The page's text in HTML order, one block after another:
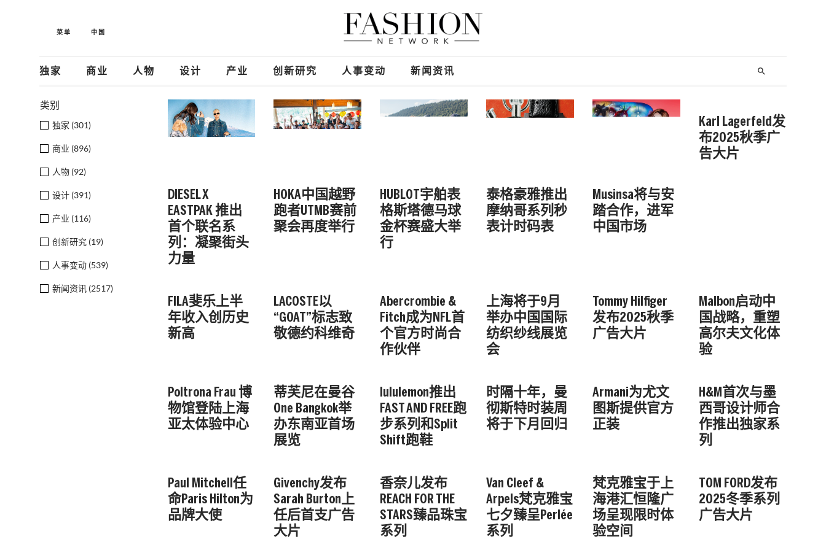
菜单 中国
独家 商业 人物 设计 产业 创新研究 人事变动 新闻资讯 search
类别
独家 (301)
商业 (896)
人物 (92)
设计 (391)
产业 (116)
创新研究 (19)
人事变动 (539)
新闻资讯 (2517)
DIESEL X
EASTPAK 推出
首个联名系
列：凝聚街头
力量
HOKA中国越野
跑者UTMB赛前
聚会再度举行
HUBLOT宇舶表
格斯塔德马球
金杯赛盛大举
行
泰格豪雅推出
摩纳哥系列秒
表计时码表
Musinsa将与安
踏合作，进军
中国市场
Karl Lagerfeld发
布2025秋季广
告大片
FILA斐乐上半
年收入创历史
新高
LACOSTE以
“GOAT”标志致
敬德约科维奇
Abercrombie &
Fitch成为NFL首
个官方时尚合
作伙伴
上海将于9月
举办中国国际
纺织纱线展览
会
Tommy Hilfiger
发布2025秋季
广告大片
Malbon启动中
国战略，重塑
高尔夫文化体
验
Poltrona Frau 博
物馆登陆上海
亚太体验中心
蒂芙尼在曼谷
One Bangkok举
办东南亚首场
展览
lululemon推出
FAST AND FREE跑
步系列和Split
Shift跑鞋
时隔十年，曼
彻斯特时装周
将于下月回归
Armani为尤文
图斯提供官方
正装
H&M首次与墨
西哥设计师合
作推出独家系
列
Paul Mitchell任
命Paris Hilton为
品牌大使
Givenchy发布
Sarah Burton上
任后首支广告
大片
香奈儿发布
REACH FOR THE
STARS臻品珠宝
系列
Van Cleef &
Arpels梵克雅宝
七夕臻呈Perlée
系列
梵克雅宝于上
海港汇恒隆广
场呈现限时体
验空间
TOM FORD发布
2025冬季系列
广告大片